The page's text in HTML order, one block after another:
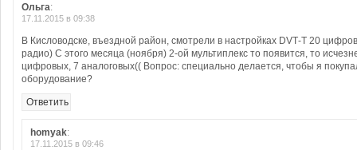
Ольга:
17.11.2015 в 09:38
В Кисловодске, въездной район, смотрели в настройках DVТ-Т 20
радио) С этого месяца (ноября) 2-ой мультиплекс то появится, то
цифровых, 7 аналоговых(( Вопрос: специально делается, чтобы я
оборудование?
Ответить
homyak:
17.11.2015 в 09:46